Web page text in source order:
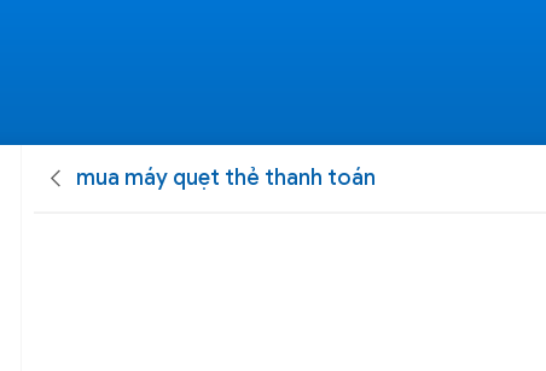
mua máy quẹt thẻ thanh toán